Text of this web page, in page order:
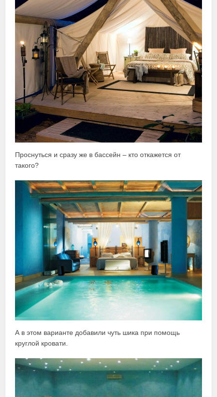
Проснуться и сразу же в бассейн – кто откажется от
такого?
А в этом варианте добавили чуть шика при помощь
круглой кровати.